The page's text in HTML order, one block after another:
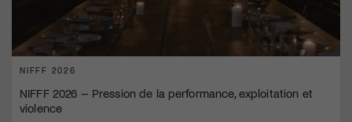
NIFFF 2026
NIFFF 2026 – Pression de la performance, exploitation et
violence